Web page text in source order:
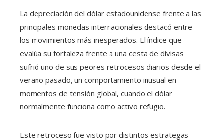
La depreciación del dólar estadounidense frente a las
principales monedas internacionales destacó entre
los movimientos más inesperados. El índice que
evalúa su fortaleza frente a una cesta de divisas
sufrió uno de sus peores retrocesos diarios desde el
verano pasado, un comportamiento inusual en
momentos de tensión global, cuando el dólar
normalmente funciona como activo refugio.
Este retroceso fue visto por distintos estrategas